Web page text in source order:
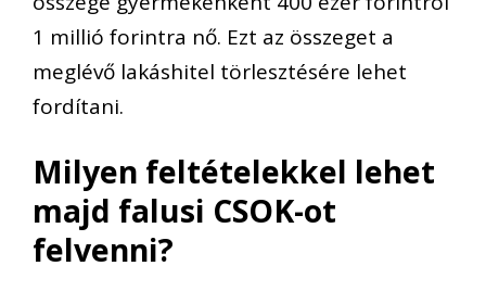
1 millió forintra nő. Ezt az összeget a
meglévő lakáshitel törlesztésére lehet
fordítani.
Milyen feltételekkel lehet
majd falusi CSOK-ot
felvenni?